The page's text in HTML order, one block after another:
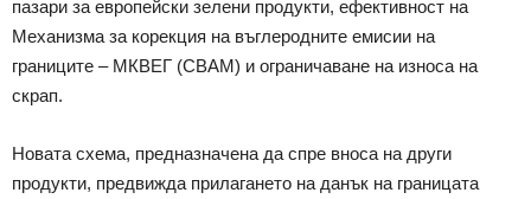
пазари за европейски зелени продукти, ефективност на
Механизма за корекция на въглеродните емисии на
границите – МКВЕГ (CBAM) и ограничаване на износа на
скрап.
Новата схема, предназначена да спре вноса на други
продукти, предвижда прилагането на данък на границата